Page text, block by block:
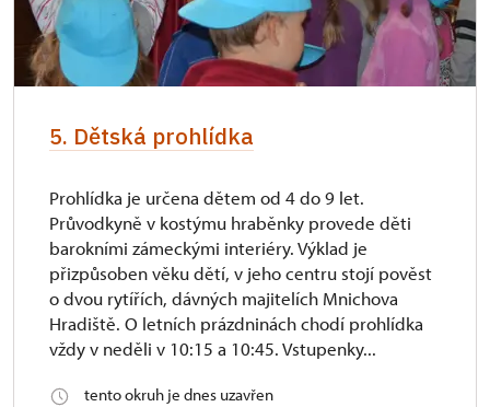
5. Dětská prohlídka
Prohlídka je určena dětem od 4 do 9 let.
Průvodkyně v kostýmu hraběnky provede děti
barokními zámeckými interiéry. Výklad je
přizpůsoben věku dětí, v jeho centru stojí pověst
o dvou rytířích, dávných majitelích Mnichova
Hradiště. O letních prázdninách chodí prohlídka
vždy v neděli v 10:15 a 10:45. Vstupenky...
tento okruh je dnes uzavřen